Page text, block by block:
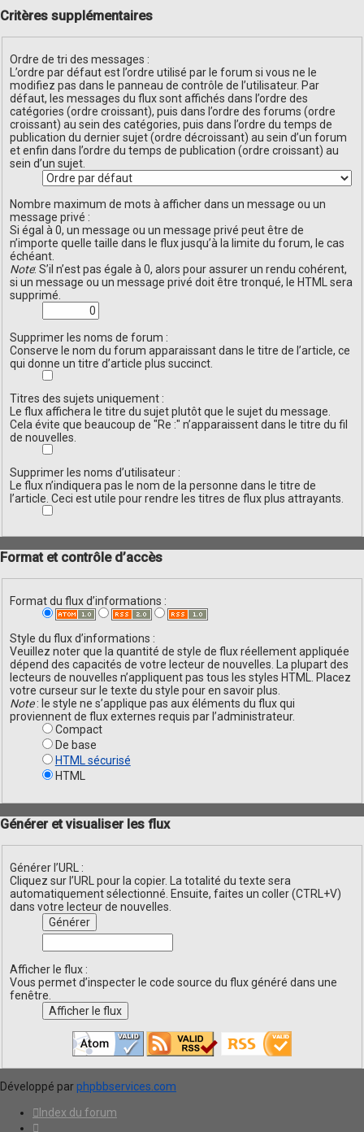
Critères supplémentaires
Ordre de tri des messages :
L’ordre par défaut est l’ordre utilisé par le forum si vous ne le
modifiez pas dans le panneau de contrôle de l’utilisateur. Par
défaut, les messages du flux sont affichés dans l’ordre des
catégories (ordre croissant), puis dans l’ordre des forums (ordre
croissant) au sein des catégories, puis dans l’ordre du temps de
publication du dernier sujet (ordre décroissant) au sein d’un forum
et enfin dans l’ordre du temps de publication (ordre croissant) au
sein d’un sujet.
Nombre maximum de mots à afficher dans un message ou un
message privé :
Si égal à 0, un message ou un message privé peut être de
n’importe quelle taille dans le flux jusqu’à la limite du forum, le cas
échéant.
Note: S’il n’est pas égale à 0, alors pour assurer un rendu cohérent,
si un message ou un message privé doit être tronqué, le HTML sera
supprimé.
Supprimer les noms de forum :
Conserve le nom du forum apparaissant dans le titre de l’article, ce
qui donne un titre d’article plus succinct.
Titres des sujets uniquement :
Le flux affichera le titre du sujet plutôt que le sujet du message.
Cela évite que beaucoup de "Re :" n’apparaissent dans le titre du fil
de nouvelles.
Supprimer les noms d’utilisateur :
Le flux n’indiquera pas le nom de la personne dans le titre de
l’article. Ceci est utile pour rendre les titres de flux plus attrayants.
Format et contrôle d’accès
Format du flux d’informations :
Style du flux d’informations :
Veuillez noter que la quantité de style de flux réellement appliquée
dépend des capacités de votre lecteur de nouvelles. La plupart des
lecteurs de nouvelles n’appliquent pas tous les styles HTML. Placez
votre curseur sur le texte du style pour en savoir plus.
Note: le style ne s’applique pas aux éléments du flux qui
proviennent de flux externes requis par l’administrateur.
Compact
De base
HTML sécurisé
HTML
Générer et visualiser les flux
Générer l’URL :
Cliquez sur l’URL pour la copier. La totalité du texte sera
automatiquement sélectionné. Ensuite, faites un coller (CTRL+V)
dans votre lecteur de nouvelles.
Afficher le flux :
Vous permet d’inspecter le code source du flux généré dans une
fenêtre.
Développé par phpbbservices.com
Index du forum